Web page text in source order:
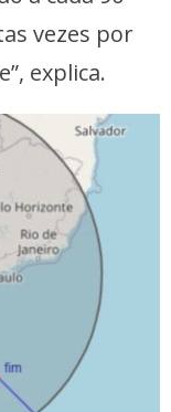
vezes por
explica.